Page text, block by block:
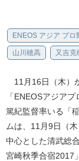
ENEOS アジア プ
山川穂高 又吉克
11月16日（木）
「ENEOSアジア
篤紀監督率いる「
ムは、11月9日（
中心とした清武総
宮崎秋季合宿2017